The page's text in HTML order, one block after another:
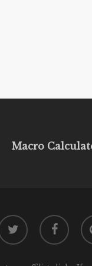
Macro
twitter facebook